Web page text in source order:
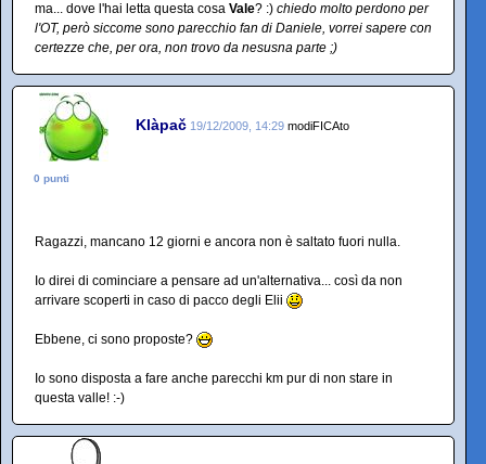
ma... dove l'hai letta questa cosa Vale? :) chiedo molto perdono per
l'OT, però siccome sono parecchio fan di Daniele, vorrei sapere con
certezze che, per ora, non trovo da nesusna parte ;)
Klàpač 19/12/2009, 14:29 modiFICAto
0 punti
Ragazzi, mancano 12 giorni e ancora non è saltato fuori nulla.
Io direi di cominciare a pensare ad un'alternativa... così da non
arrivare scoperti in caso di pacco degli Elii
Ebbene, ci sono proposte?
Io sono disposta a fare anche parecchi km pur di non stare in
questa valle! :-)